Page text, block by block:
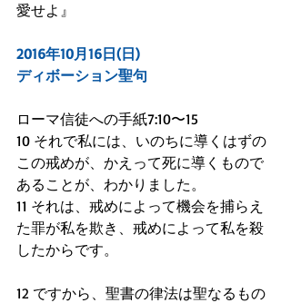
愛せよ』
2016年10月16日(日)
ディボーション聖句
ローマ信徒への手紙7:10〜15
10 それで私には、いのちに導くはずの
この戒めが、かえって死に導くもので
あることが、わかりました。
11 それは、戒めによって機会を捕らえ
た罪が私を欺き、戒めによって私を殺
したからです。
12 ですから、聖書の律法は聖なるもの